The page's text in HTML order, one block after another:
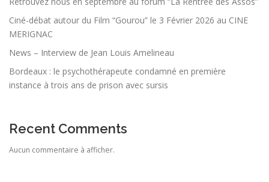
Ciné-débat autour du Film “Gourou” le 3 Février 2026 au CINE
MERIGNAC
News – Interview de Jean Louis Amelineau
Bordeaux : le psychothérapeute condamné en première
instance à trois ans de prison avec sursis
Recent Comments
Aucun commentaire à afficher.